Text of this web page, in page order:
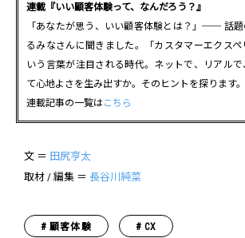
連載『いい顧客体験って、なんだろう？』
「あなたが思う、いい顧客体験とは？」── 話
るみなさんに聞きました。「カスタマーエクスペ
いう言葉が注目される時代。ネットで、リアル
て心地よさを生み出すか。そのヒントを探ります。
連載記事の一覧はこちら
文 ＝ 田尻亨太
取材 / 編集 ＝ 長谷川純菜
顧客体験 CX